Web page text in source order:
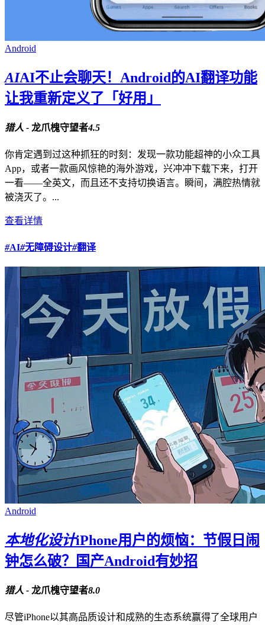
Android
AIAI不止会聊天！Android的AI翻译功能
让我重新定义了「好用」
猎人 - 龙爪槐守望者4.5
你肯定遇到过这种抓狂的时刻：发现一款功能超神的小众工具
App，或者一款画风惊艳的海外游戏，兴冲冲下载下来，打开
一看——全英文，而且还不支持切换语言。瞬间，满腔热情就
被浇灭了。...
查看详情
#AI#无障碍设计#翻译
Android
本地化设计iPhone用户的烦恼：节假日闹
钟怎么破？国产Android有妙招
猎人 - 龙爪槐守望者8.0
尽管iPhone以其高品质设计和成熟的生态系统赢得了全球用户